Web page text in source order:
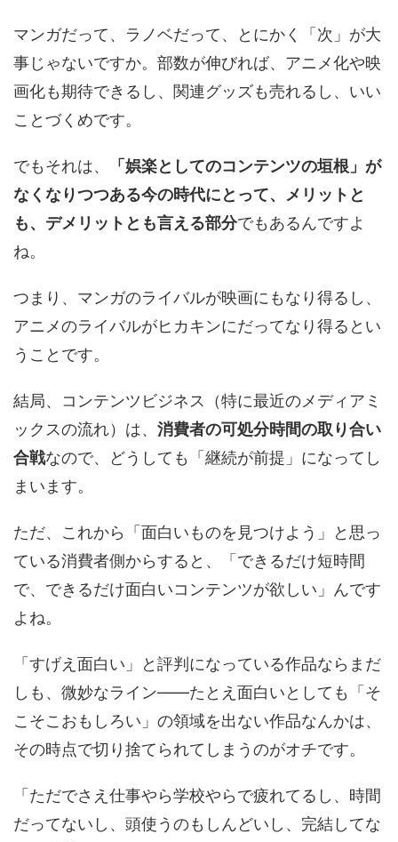
マンガだって、ラノベだって、とにかく「次」が大
事じゃないですか。部数が伸びれば、アニメ化や映
画化も期待できるし、関連グッズも売れるし、いい
ことづくめです。
でもそれは、
「娯楽としてのコンテンツの垣根」が
なくなりつつある今の時代にとって、メリットと
も、デメリットとも言える部分でもあるんですよ
ね。
つまり、マンガのライバルが映画にもなり得るし、
アニメのライバルがヒカキンにだってなり得るとい
うことです。
結局、コンテンツビジネス（特に最近のメディアミ
ックスの流れ）は、 消費者の可処分時間の取り合い
合戦なので、どうしても「継続が前提」になってし
まいます。
ただ、これから「面白いものを見つけよう」と思っ
ている消費者側からすると、「できるだけ短時間
で、できるだけ面白いコンテンツが欲しい」んです
よね。
「すげえ面白い」と評判になっている作品ならまだ
しも、微妙なライン——たとえ面白いとしても「そ
こそこおもしろい」の領域を出ない作品なんかは、
その時点で切り捨てられてしまうのがオチです。
「ただでさえ仕事やら学校やらで疲れてるし、時間
だってないし、頭使うのもしんどいし、完結してな